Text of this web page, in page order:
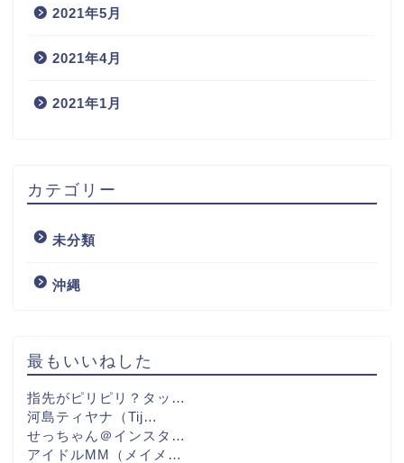
2021年5月
2021年4月
2021年1月
カテゴリー
未分類
沖縄
最もいいねした
指先がピリピリ？タッ…
河島ティヤナ（Tij…
せっちゃん＠インスタ…
アイドルMM（メイメ…